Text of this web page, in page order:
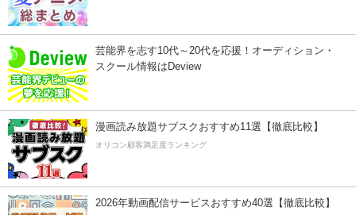
芸能界を志す10代～20代を応援！オーディション・
スクール情報はDeview
漫画読み放題サブスクおすすめ11選【徹底比較】
オリコン顧客満足度ランキング
2026年動画配信サービスおすすめ40選【徹底比較】